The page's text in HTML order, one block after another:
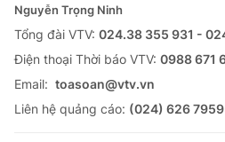
Nguyễn Trọng Ninh
Tổng đài VTV: 024.38 355 931 -
Ðiện thoại Thời báo VTV: 0988 671
Email: toasoan@vtv.vn
Liên hệ quảng cáo: (024) 626